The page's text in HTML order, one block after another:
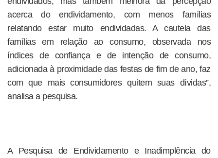
acerca do endividamento, com menos famílias
relatando estar muito endividadas. A cautela das
famílias em relação ao consumo, observada nos
índices de confiança e de intenção de consumo,
adicionada à proximidade das festas de fim de ano, faz
com que mais consumidores quitem suas dívidas”,
analisa a pesquisa.
A Pesquisa de Endividamento e Inadimplência do